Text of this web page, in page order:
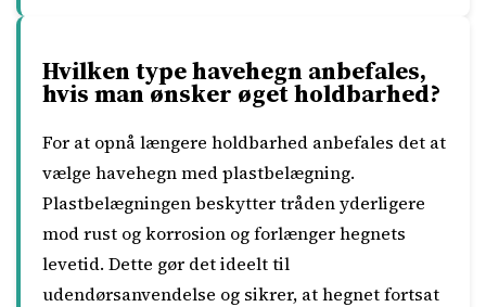
Hvilken type havehegn anbefales,
hvis man ønsker øget holdbarhed?
For at opnå længere holdbarhed anbefales det at
vælge havehegn med plastbelægning.
Plastbelægningen beskytter tråden yderligere
mod rust og korrosion og forlænger hegnets
levetid. Dette gør det ideelt til
udendørsanvendelse og sikrer, at hegnet fortsat